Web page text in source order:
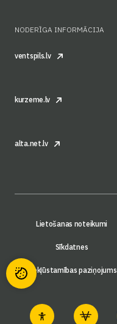
NODERĪGA INFORMĀCIJA
ventspils.lv
kurzeme.lv
alta.net.lv
Lietošanas noteikumi
Sīkdatnes
Piekļūstamības paziņojums